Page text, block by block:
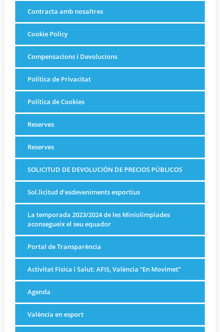
Contracta amb nosaltres
Cookie Policy
Compensacions i Devolucions
Política de Privacitat
Política de Cookies
Reserves
Reserves
SOLICITUD DE DEVOLUCIÓN DE PRECIOS PÚBLICOS
Sol.licitud d’esdeveniments esportius
La temporada 2023/2024 de les Miniolimpiades
aconsegueix el seu equador
Portal de Transparència
Activitat Física i Salut: AFIS, València “En Movimet”
Agenda
València en esport